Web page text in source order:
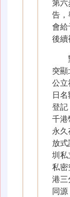
第六
告
會
後續
突
公
日
登記
千
永
放
圳
私
港
同源